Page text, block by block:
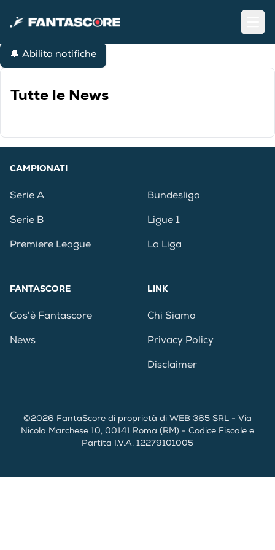
🔔 Abilita notifiche
Tutte le News
CAMPIONATI
Serie A
Serie B
Premiere League
Bundesliga
Ligue 1
La Liga
FANTASCORE
Cos'è Fantascore
News
LINK
Chi Siamo
Privacy Policy
Disclaimer
©2026 FantaScore di proprietà di WEB 365 SRL - Via
Nicola Marchese 10, 00141 Roma (RM) - Codice Fiscale e
Partita I.V.A. 12279101005